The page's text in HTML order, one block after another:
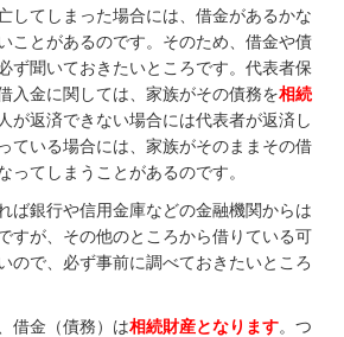
してしまった場合には、借金があるかな
ことがあるのです。そのため、借金や債
ず聞いておきたいところです。代表者保
入金に関しては、家族がその債務を相続
が返済できない場合には代表者が返済し
ている場合には、家族がそのままその借
ってしまうことがあるのです。
ば銀行や信用金庫などの金融機関からは
すが、その他のところから借りている可
ので、必ず事前に調べておきたいところ
借金（債務）は相続財産となります。つ